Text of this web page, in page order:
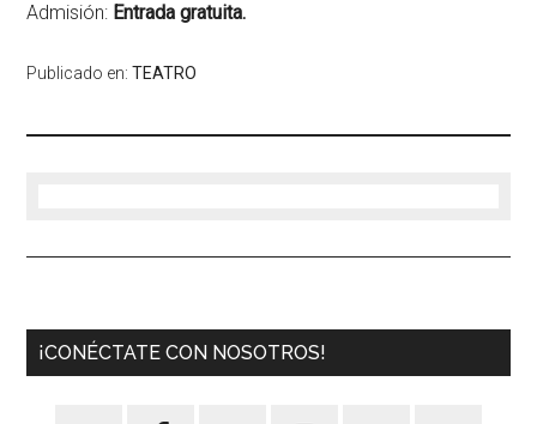
Admisión: Entrada gratuita.
Publicado en:TEATRO
¡CONÉCTATE CON NOSOTROS!